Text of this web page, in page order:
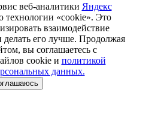
веб-аналитики Яндекс
«cookie». Это
взаимодействие
делать его лучше. Продолжая
вы соглашаетесь с
cookie и политикой
данных.